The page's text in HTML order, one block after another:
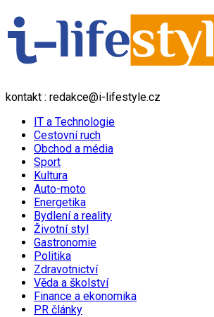
kontakt : redakce@i-lifestyle.cz
IT a Technologie
Cestovní ruch
Obchod a média
Sport
Kultura
Auto-moto
Energetika
Bydlení a reality
Životní styl
Gastronomie
Politika
Zdravotnictví
Věda a školství
Finance a ekonomika
PR články